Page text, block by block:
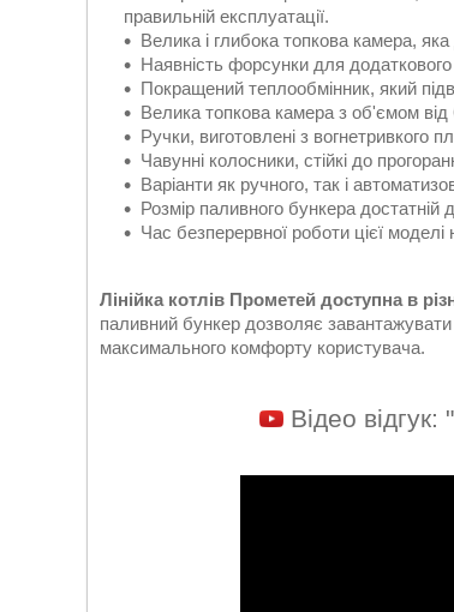
правильній експлуатації.
Велика і глибока топкова камера,
Наявність форсунки для
Покращений теплообмінник, який
Велика топкова камера з об'ємом від
Ручки, виготовлені з вогнетривкого
Чавунні колосники, стійкі до
Варіанти як ручного, так і
Розмір паливного бункера достатній
Час безперервної роботи цієї
Лінійка котлів Прометей доступна в
паливний бункер дозволяє
максимального комфорту користувача.
Відео